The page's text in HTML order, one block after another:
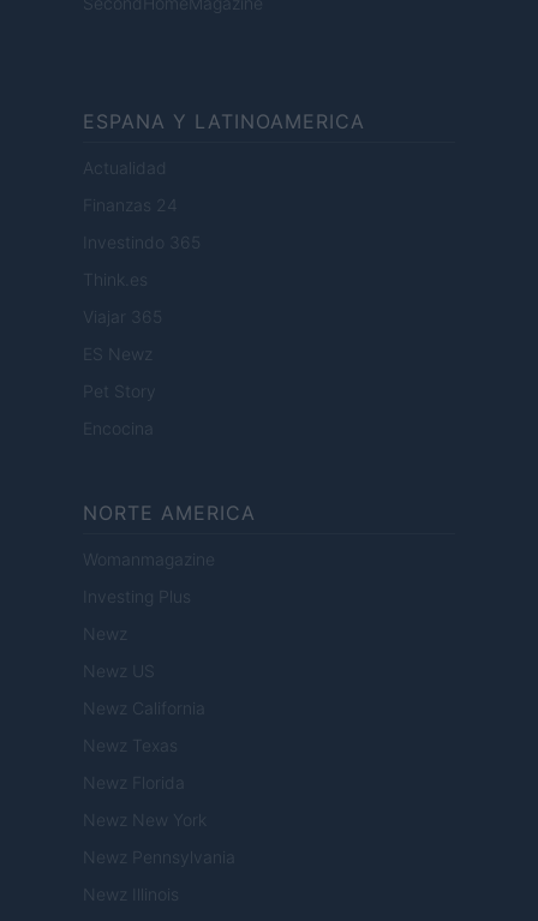
ESPANA Y LATINOAMERICA
Actualidad
Finanzas 24
Investindo 365
Think.es
Viajar 365
ES Newz
Pet Story
Encocina
NORTE AMERICA
Womanmagazine
Investing Plus
Newz
Newz US
Newz California
Newz Texas
Newz Florida
Newz New York
Newz Pennsylvania
Newz Illinois